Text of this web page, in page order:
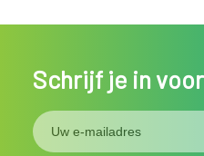
Schrijf je in